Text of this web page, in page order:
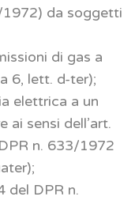
1972) da soggetti
di gas a
6, lett. d-ter);
elettrica a un
sensi dell’art.
n. 633/1972
del DPR n.